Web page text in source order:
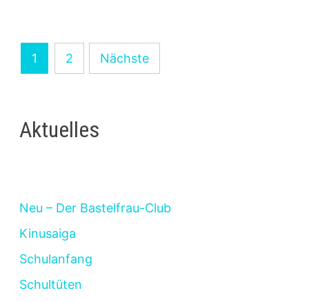
Seitennummerierung
der
1 2 Nächste
Aktuelles
Neu – Der Bastelfrau-Club
Kinusaiga
Schulanfang
Schultüten